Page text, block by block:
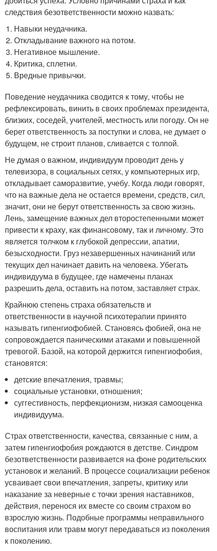
следствия безответственности можно назвать:
Навыки неудачника.
Откладывание важного на потом.
Негативное мышление.
Критика, сплетни.
Вредные привычки.
Поведение неудачника сводится к тому, чтобы не
рефлексировать, винить в своих проблемах президента,
близких, соседей, учителей, местность или погоду. Он не
берет ответственность за поступки и слова, не думает о
будущем, не строит планов, сливается с толпой.
Не думая о важном, индивидуум проводит день у
телевизора, в социальных сетях, у компьютерных игр,
откладывает саморазвитие, учебу. Когда люди говорят,
что на важные дела не остается времени, средств, сил,
значит, они не берут ответственность за свою жизнь.
Лень, замещение важных дел второстепенными может
привести к краху, как финансовому, так и личному. Это
является толчком к глубокой депрессии, апатии,
безысходности. Груз незавершенных начинаний или
текущих дел начинает давить на человека. Убегать
индивидуума в будущее, где намечены планах
разрешить дела, оставить на потом, заставляет страх.
Крайнюю степень страха обязательств и
ответственности в научной психотерапии принято
называть гипенгиофобией. Становясь фобией, она не
сопровождается паническими атаками и повышенной
тревогой. Базой, на которой держится гипенгиофобия,
становятся:
детские впечатления, травмы;
социальные установки, отношения;
суггестивность, перфекционизм, низкая самооценка
индивидуума.
Страх ответственности, качества, связанные с ним, а
затем гипенгиофобия рождаются в детстве. Синдром
безответственности развивается на фоне родительских
установок и желаний. В процессе социализации ребенок
усваивает свои впечатления, запреты, критику или
наказание за неверные с точки зрения наставников,
действия, перенося их вместе со своим страхом во
взрослую жизнь. Подобные программы неправильного
воспитания или травм могут передаваться из поколения
к поколению.